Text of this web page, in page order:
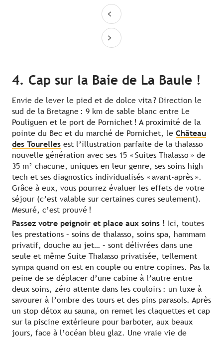
4. Cap sur la Baie de La Baule !
Envie de lever le pied et de dolce vita ? Direction le
sud de la Bretagne : 9 km de sable blanc entre Le
Pouliguen et le port de Pornichet ! A proximité de la
pointe du Bec et du marché de Pornichet, le Château
des Tourelles est l’illustration parfaite de la thalasso
nouvelle génération avec ses 15 « Suites Thalasso » de
35 m² chacune, uniques en leur genre, ses soins high
tech et ses diagnostics individualisés « avant-après ».
Grâce à eux, vous pourrez évaluer les effets de votre
séjour (c’est valable sur certaines cures seulement).
Mesuré, c’est prouvé !
Passez votre peignoir et place aux soins ! Ici, toutes
les prestations – soins de thalasso, soins spa, hammam
privatif, douche au jet… – sont délivrées dans une
seule et même Suite Thalasso privatisée, tellement
sympa quand on est en couple ou entre copines. Pas la
peine de se déplacer d’une cabine à l’autre entre
deux soins, zéro attente dans les couloirs : un luxe à
savourer à l’ombre des tours et des pins parasols. Après
un stop détox au sauna, on remet les claquettes et cap
sur la piscine extérieure pour barboter, aux beaux
jours, face à l’océan bleu glaz. Une vraie vie de